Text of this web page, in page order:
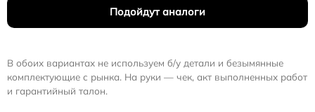
Подойдут аналоги
В обоих вариантах не используем б/у детали и безымянные
комплектующие с рынка. На руки — чек, акт выполненных работ
и гарантийный талон.